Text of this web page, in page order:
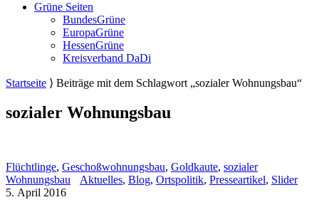
Grüne Seiten
BundesGrüne
EuropaGrüne
HessenGrüne
Kreisverband DaDi
Startseite ⟩ Beiträge mit dem Schlagwort „sozialer Wohnungsbau“
sozialer Wohnungsbau
Flüchtlinge, Geschoßwohnungsbau, Goldkaute, sozialer
Wohnungsbau
Aktuelles, Blog, Ortspolitik, Presseartikel, Slider
5. April 2016